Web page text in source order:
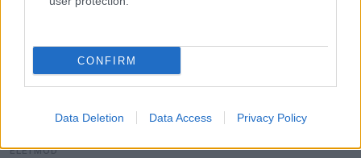
CONFIRM
Data Deletion Data Access Privacy Policy
ÉLETMÓD